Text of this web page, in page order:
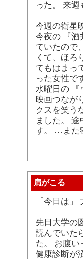
った。 来週
今週の衛星
今夜の 『酒
ていたので
くて、ほろ
てもはまっ
った女性で
水曜日の 『
映画つなが
クスを笑う
ました。
す。 …また
肩がこる
「今日は
先日大学の
読んでいた
た。 お腹い
健康診断が